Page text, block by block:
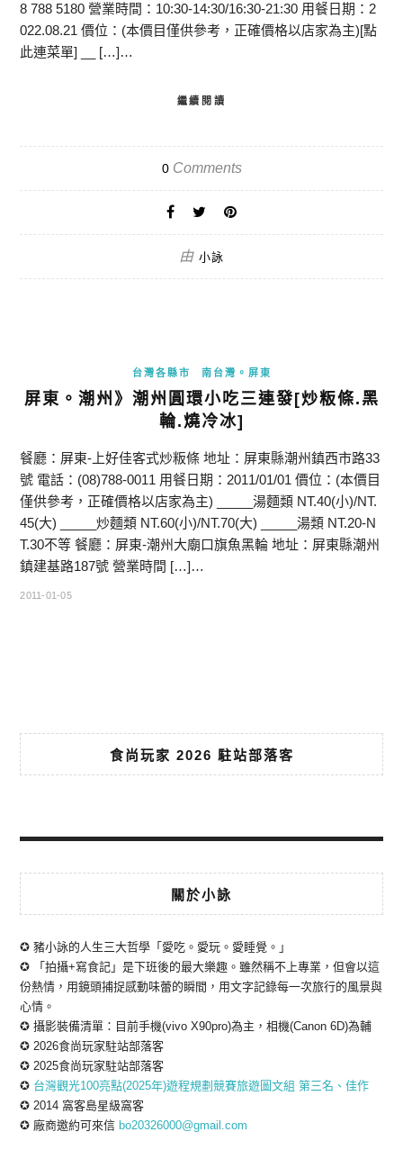
8 788 5180 營業時間：10:30-14:30/16:30-21:30 用餐日期：2
022.08.21 價位：(本價目僅供參考，正確價格以店家為主)[點
此連菜單] __ […]…
繼續閱讀
0Comments
由 小詠
台灣各縣市 南台灣。屏東
屏東。潮州》潮州圓環小吃三連發[炒粄條.黑
輪.燒冷冰]
餐廳：屏東-上好佳客式炒粄條 地址：屏東縣潮州鎮西市路33
號 電話：(08)788-0011 用餐日期：2011/01/01 價位：(本價目
僅供參考，正確價格以店家為主) _____湯麵類 NT.40(小)/NT.
45(大) _____炒麵類 NT.60(小)/NT.70(大) _____湯類 NT.20-N
T.30不等 餐廳：屏東-潮州大廟口旗魚黑輪 地址：屏東縣潮州
鎮建基路187號 營業時間 […]…
2011-01-05
食尚玩家 2026 駐站部落客
關於小詠
✪ 豬小詠的人生三大哲學「愛吃。愛玩。愛睡覺。」
✪ 「拍攝+寫食記」是下班後的最大樂趣。雖然稱不上專業，但會以這
份熱情，用鏡頭捕捉感動味蕾的瞬間，用文字記錄每一次旅行的風景與
心情。
✪ 攝影裝備清單：目前手機(vivo X90pro)為主，相機(Canon 6D)為輔
✪ 2026食尚玩家駐站部落客
✪ 2025食尚玩家駐站部落客
✪ 台灣觀光100亮點(2025年)遊程規劃競賽旅遊圖文組 第三名、佳作
✪ 2014 窩客島星級窩客
✪ 廠商邀約可來信 bo20326000@gmail.com